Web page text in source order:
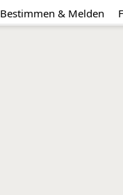
Bestimmen & Melden